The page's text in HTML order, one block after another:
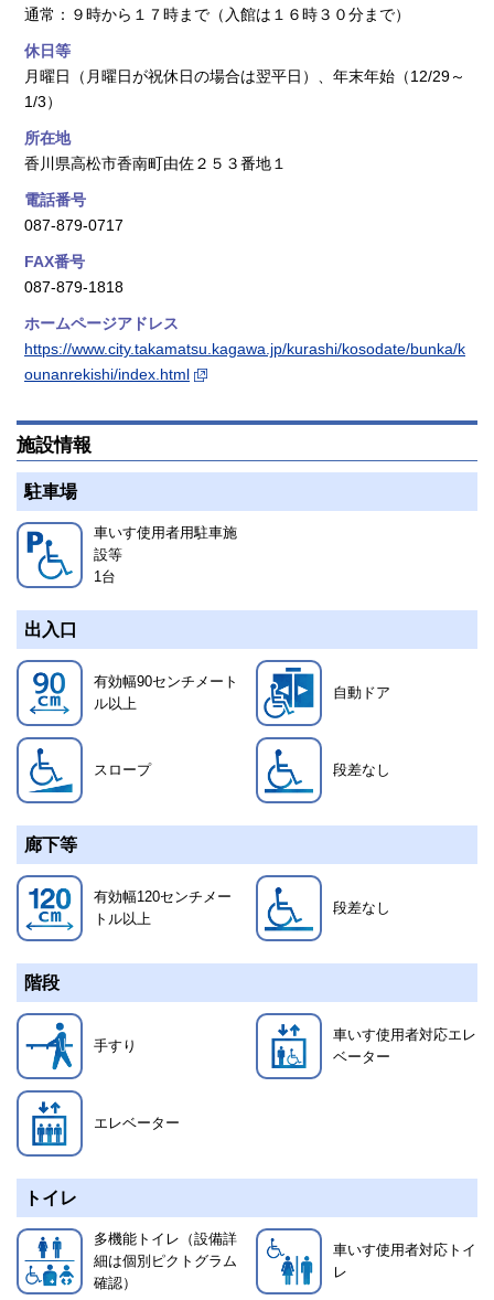
通常：９時から１７時まで（入館は１６時３０分まで）
休日等
月曜日（月曜日が祝休日の場合は翌平日）、年末年始（12/29～
1/3）
所在地
香川県高松市香南町由佐２５３番地１
電話番号
087-879-0717
FAX番号
087-879-1818
ホームページアドレス
https://www.city.takamatsu.kagawa.jp/kurashi/kosodate/bunka/k
ounanrekishi/index.html
施設情報
駐車場
車いす使用者用駐車施
設等
1台
出入口
有効幅90センチメート
ル以上
自動ドア
スロープ 段差なし
廊下等
有効幅120センチメー
トル以上
段差なし
階段
手すり
車いす使用者対応エレ
ベーター
エレベーター
トイレ
多機能トイレ（設備詳
細は個別ピクトグラム
確認）
車いす使用者対応トイ
レ